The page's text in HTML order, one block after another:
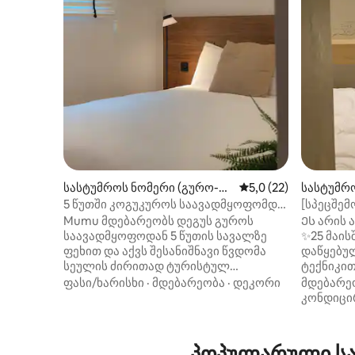
სასტუმროს ნომერი (გურო-გ
უ)
საშუალო
5,0 (22)
5 წუთში კოგუკუროს საავადმყოფომდე
· მოგზაურობა სეულში · საქმიანი
მოგზაურობა სეულში | საცხოვრებელი
მეურვეებისთვის · კინგსაიზის საწოლი ·
ბარგის უფასო შენახვა ·
დამოუკიდებელი დაბინავება
Mumu მდებარეობს დეგუს გუროს
საავადმყოფოდან 5 წუთის სავალზე
ფეხით და აქვს შესანიშნავი წვდომა
სეულის ძირითად ტურისტულ
ღირსშესანიშნაობებსა და გუროს/
სავალზე გუროს სამედიცინო
ფასი/ხარისხი · მდებარეობა · დეკორი
გუ)
და
Ეს არის
✨25
სრულიად
ის